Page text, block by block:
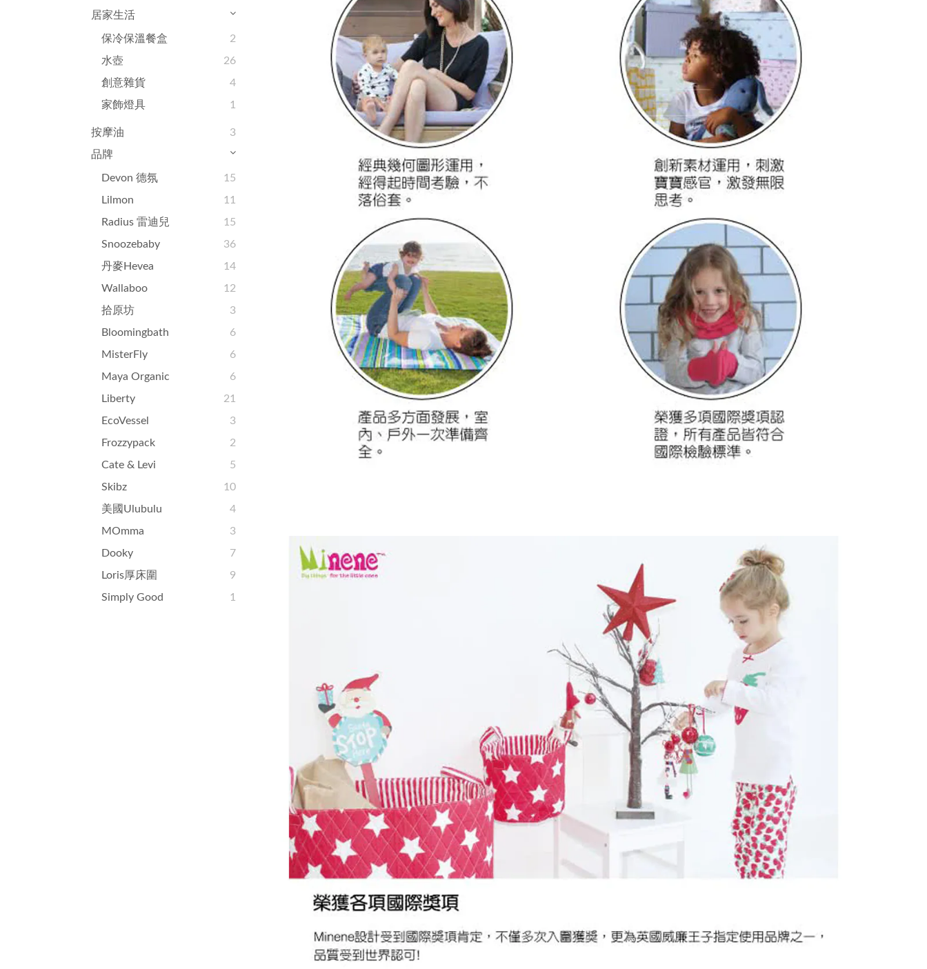
居家生活
保冷保溫餐盒
2
水壺
26
創意雜貨
4
家飾燈具
1
按摩油
3
品牌
Devon 德氛
15
Lilmon
11
Radius 雷迪兒
15
Snoozebaby
36
丹麥Hevea
14
Wallaboo
12
拾原坊
3
Bloomingbath
6
MisterFly
6
Maya Organic
6
Liberty
21
EcoVessel
3
Frozzypack
2
Cate & Levi
5
Skibz
10
美國ulubulu
4
MOmma
3
Dooky
7
Loris厚床圍
9
Simply Good
1